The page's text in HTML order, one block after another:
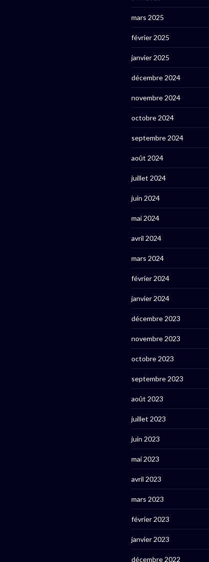
mars 2025
février 2025
janvier 2025
décembre 2024
novembre 2024
octobre 2024
septembre 2024
août 2024
juillet 2024
juin 2024
mai 2024
avril 2024
mars 2024
février 2024
janvier 2024
décembre 2023
novembre 2023
octobre 2023
septembre 2023
août 2023
juillet 2023
juin 2023
mai 2023
avril 2023
mars 2023
février 2023
janvier 2023
décembre 2022